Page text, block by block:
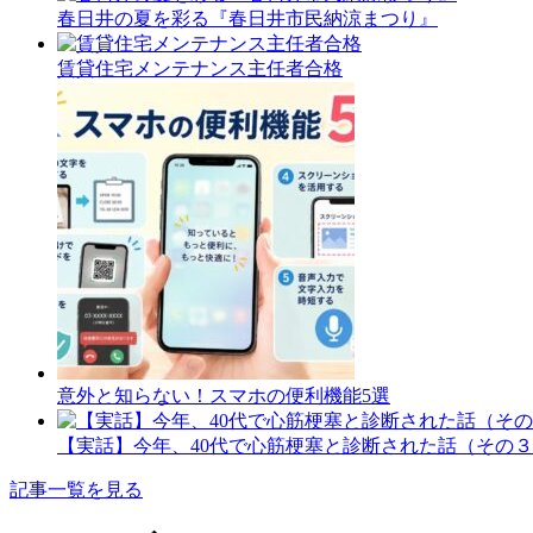
春日井の夏を彩る『春日井市民納涼まつり』
賃貸住宅メンテナンス主任者合格
意外と知らない！スマホの便利機能5選
【実話】今年、40代で心筋梗塞と診断された話（その
記事一覧を見る